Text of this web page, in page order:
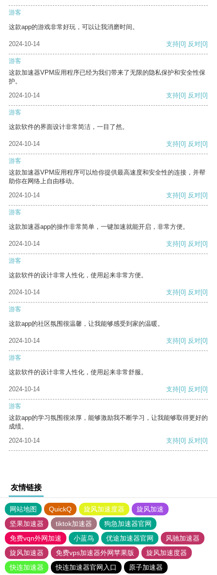
游客
这款app的游戏非常好玩，可以让我消磨时间。
2024-10-14 支持[0] 反对[0]
游客
这款加速器VPM应用程序已经为我们带来了无限的隐私保护和安全性保
护。
2024-10-14
支持[0] 反对[0]
游客
这款软件的界面设计非常简洁，一目了然。
2024-10-14 支持[0] 反对[0]
游客
这款加速器VPM应用程序可以给你提供最高速度和安全性的连接，并帮
助你在网络上自由移动。
2024-10-14
支持[0] 反对[0]
游客
这款加速器app的操作非常简单，一键加速就能开启，非常方便。
2024-10-14 支持[0] 反对[0]
游客
这款软件的设计非常人性化，使用起来非常方便。
2024-10-14 支持[0] 反对[0]
游客
这款app的社区氛围很温馨，让我能够感受到家的温暖。
2024-10-14 支持[0] 反对[0]
游客
这款软件的设计非常人性化，使用起来非常舒服。
2024-10-14 支持[0] 反对[0]
游客
这款app的学习氛围很浓厚，能够激励我不断学习，让我能够取得更好的
成绩。
2024-10-14
支持[0] 反对[0]
友情链接
网站地图 QuickQ 旋风加速度器
旋风加速
坚果加速器
tiktok加速器
狗急加速器官网
免费vqn外网加速
小蓝鸟 优途加速器官网
风驰加速器
旋风加速器
免费vps加速器外网苹果版
旋风加速度器
快连加速器
快连加速器官网入口 原子加速器